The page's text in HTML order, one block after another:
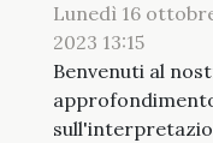
Lunedì 16
2023 13:15
Benvenuti al